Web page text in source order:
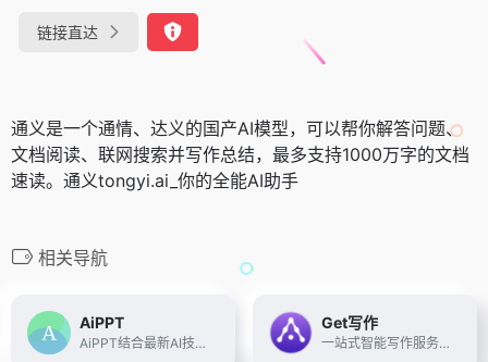
链接直达
通义是一个通情、达义的国产AI模型，可以帮你解答问题、
文档阅读、联网搜索并写作总结，最多支持1000万字的文档
速读。通义tongyi.ai_你的全能AI助手
相关导航
AiPPT
AiPPT结合最新AI技术，为用户提供一键生成高质量PPT的解决方案。无论是职场展示、教育课件还是销售报告，AiPPT均能快速生成符合需求的专业PPT，简化设计流程，提升工作效率。
Get写作
一站式智能写作服务平台